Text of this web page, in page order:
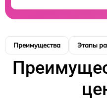
Преимущества Этапы